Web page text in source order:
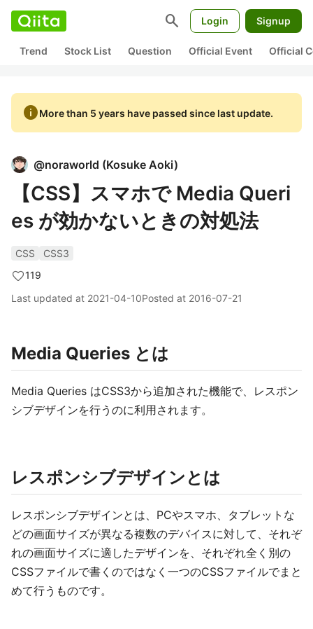
search Login Signup
Trend Stock List Question Official Event Official
infoMore than 5 years have passed since last update.
@noraworld (Kosuke Aoki)
【CSS】スマホで Media Queri
es が効かないときの対処法
CSS
CSS3
119
Last updated at 2021-04-10Posted at 2016-07-21
Media Queries とは
Media Queries はCSS3から追加された機能で、レスポン
シブデザインを行うのに利用されます。
レスポンシブデザインとは
レスポンシブデザインとは、PCやスマホ、タブレットな
どの画面サイズが異なる複数のデバイスに対して、それぞ
れの画面サイズに適したデザインを、それぞれ全く別の
CSSファイルで書くのではなく一つのCSSファイルでまと
めて行うものです。